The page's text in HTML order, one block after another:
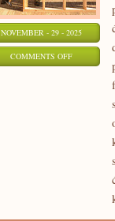
NOVEMBER - 29 - 2025
COMMENTS OFFON